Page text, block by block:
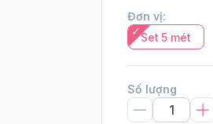
Đơn vị:
Set 5 mét
Số lượng